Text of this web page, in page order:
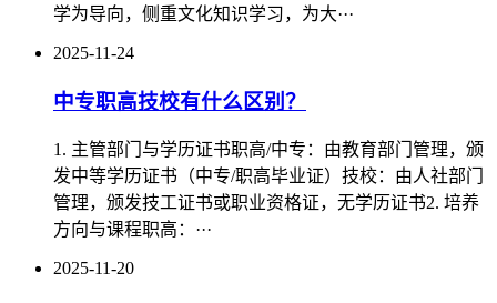
学为导向，侧重文化知识学习，为大···
2025-11-24
中专职高技校有什么区别？
1. 主管部门与学历证书‌职高/中专‌：由教育部门管理，颁
发中等学历证书（中专/职高毕业证）‌‌技校‌：由人社部门
管理，颁发技工证书或职业资格证，无学历证书‌2. 培养
方向与课程‌职高‌：···
2025-11-20